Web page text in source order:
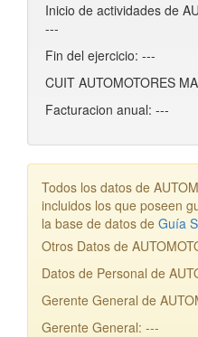
Inicio de actividades de
---
Fin del ejercicio: ---
CUIT AUTOMOTORES
Facturacion anual: ---
Todos los datos de
incluidos los que poseen
la base de datos de Guía
Otros Datos de
Datos de Personal de
Gerente General de
Gerente General: ---